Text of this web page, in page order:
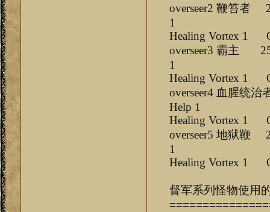
overseer2
1
Healing Vortex 1
overseer3
1
Healing Vortex 1
overseer4 血
Help 1
Healing Vortex 1
overseer5
1
Healing Vortex 1
督军系列怪物使用